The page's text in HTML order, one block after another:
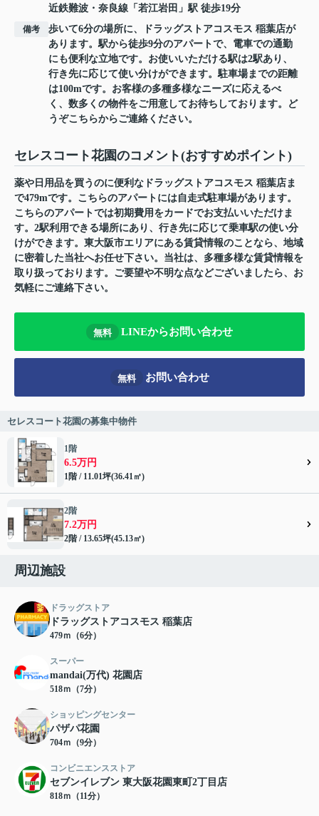
近鉄難波・奈良線 「 若江岩田 」駅 徒歩19分
備考
歩いて6分の場所に、ドラッグストアコスモス 稲葉店が
あります。駅から徒歩9分のアパートで、電車での通勤
にも便利な立地です。お使いいただける駅は2駅あり、
行き先に応じて使い分けができます。駐車場までの距離
は100mです。お客様の多種多様なニーズに応えるべ
く、数多くの物件をご用意してお待ちしております。ど
うぞこちらからご連絡ください。
セレスコート花園のコメント(おすすめポイント)
薬や日用品を買うのに便利なドラッグストアコスモス 稲葉店ま
で479mです。こちらのアパートには自走式駐車場があります。
こちらのアパートでは初期費用をカードでお支払いいただけま
す。2駅利用できる場所にあり、行き先に応じて乗車駅の使い分
けができます。東大阪市エリアにある賃貸情報のことなら、地域
に密着した当社へお任せ下さい。当社は、多種多様な賃貸情報を
取り扱っております。ご要望や不明な点などございましたら、お
気軽にご連絡下さい。
無料 LINEからお問い合わせ
無料 お問い合わせ
セレスコート花園の募集中物件
1階
6.5万円
1階 / 11.01坪(36.41㎡)
2階
7.2万円
2階 / 13.65坪(45.13㎡)
周辺施設
ドラッグストア
ドラッグストアコスモス 稲葉店
479ｍ（6分）
スーパー
mandai(万代) 花園店
518ｍ（7分）
ショッピングセンター
パザパ花園
704ｍ（9分）
コンビニエンスストア
セブンイレブン 東大阪花園東町2丁目店
818ｍ（11分）